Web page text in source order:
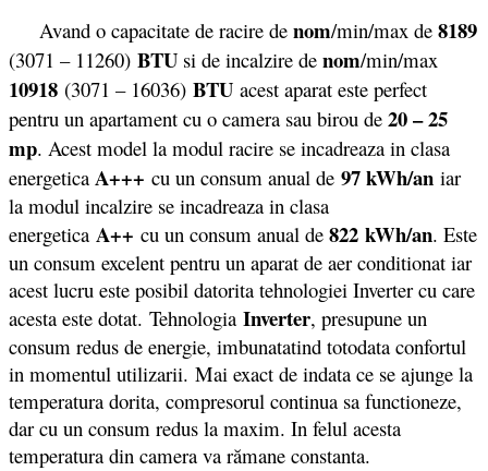
Avand o capacitate de racire de nom/min/max de 8189
(3071 – 11260) BTU si de incalzire de nom/min/max
10918 (3071 – 16036) BTU acest aparat este perfect
pentru un apartament cu o camera sau birou de 20 – 25
mp. Acest model la modul racire se incadreaza in clasa
energetica A+++ cu un consum anual de 97 kWh/an iar
la modul incalzire se incadreaza in clasa
energetica A++ cu un consum anual de 822 kWh/an. Este
un consum excelent pentru un aparat de aer conditionat iar
acest lucru este posibil datorita tehnologiei Inverter cu care
acesta este dotat. Tehnologia Inverter, presupune un
consum redus de energie, imbunatatind totodata confortul
in momentul utilizarii. Mai exact de indata ce se ajunge la
temperatura dorita, compresorul continua sa functioneze,
dar cu un consum redus la maxim. In felul acesta
temperatura din camera va rămane constanta.